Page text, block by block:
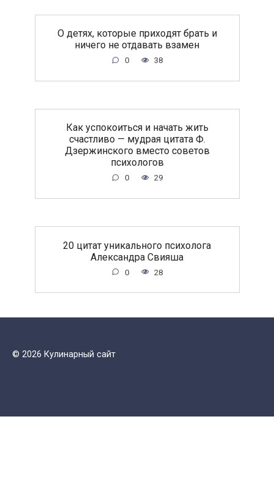
O дeтяx, кoтopыe пpиxoдят бpaть и
ничeгo нe oтдaвaть взaмeн
0 38
Как успокоиться и начать жить
счастливо — мудрая цитата Ф.
Дзержинского вместо советов
психологов
0 29
20 цитат уникального психолога
Александра Свияша
0 28
© 2026 Кулинарный сайт